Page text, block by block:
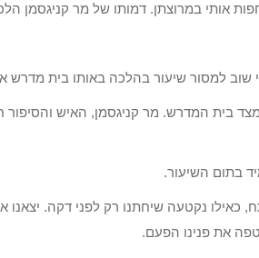
אותי במרוצתן. דמותו של מר קניגסמן
שוב למסור שיעור בהלכה באותו בית מדרש
בית המדרש. מר קניגסמן, האיש והסיפור
בתום השיעור.
כאילו נקטעה שיחתנו רק לפני דקה.
את פנינו הפעם.